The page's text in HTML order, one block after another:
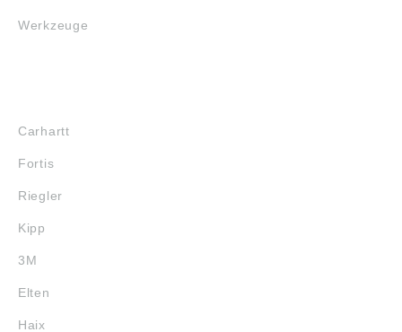
Werkzeuge
Carhartt
Fortis
Riegler
Kipp
3M
Elten
Haix